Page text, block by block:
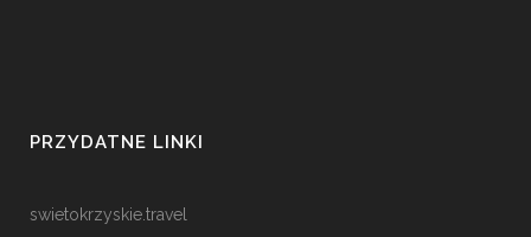
PRZYDATNE LINKI
swietokrzyskie.travel